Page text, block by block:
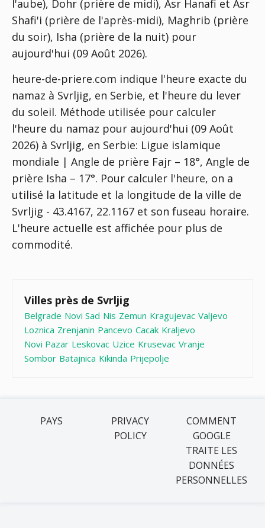
l'aube), Dohr (prière de midi), Asr Hanafi et Asr
Shafi'i (prière de l'après-midi), Maghrib (prière
du soir), Isha (prière de la nuit) pour
aujourd'hui (09 Août 2026).
heure-de-priere.com indique l'heure exacte du
namaz à Svrljig, en Serbie, et l'heure du lever
du soleil. Méthode utilisée pour calculer
l'heure du namaz pour aujourd'hui (09 Août
2026) à Svrljig, en Serbie: Ligue islamique
mondiale | Angle de prière Fajr – 18°, Angle de
prière Isha – 17°. Pour calculer l'heure, on a
utilisé la latitude et la longitude de la ville de
Svrljig - 43.4167, 22.1167 et son fuseau horaire.
L'heure actuelle est affichée pour plus de
commodité.
Villes près de Svrljig
Belgrade Novi Sad Nis Zemun Kragujevac Valjevo
Loznica Zrenjanin Pancevo Cacak Kraljevo
Novi Pazar Leskovac Uzice Krusevac Vranje
Sombor Batajnica Kikinda Prijepolje
PAYS
PRIVACY
POLICY
COMMENT
GOOGLE
TRAITE LES
DONNÉES
PERSONNELLES